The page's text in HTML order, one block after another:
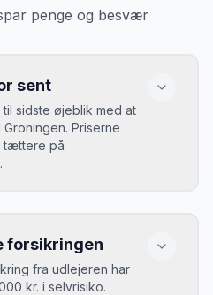
penge og besvær
sent
sidste øjeblik med at
Priserne
tættere på
mere, og de bedste
forsikringen
fra udlejeren har
kr. i selvrisiko.